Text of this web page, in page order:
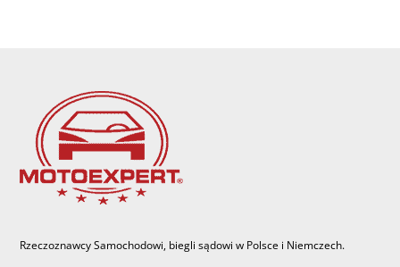
Rzeczoznawcy Samochodowi, biegli sądowi w Polsce i Niemczech.